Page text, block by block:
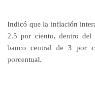
Indicó que la inflación
2.5 por ciento, dentro del
banco central de 3 por
porcentual.